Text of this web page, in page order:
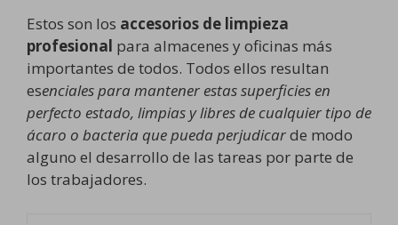
Estos son los accesorios de limpieza
profesional para almacenes y oficinas más
importantes de todos. Todos ellos resultan
esenciales para mantener estas superficies en
perfecto estado, limpias y libres de cualquier tipo de
ácaro o bacteria que pueda perjudicarde modo
alguno el desarrollo de las tareas por parte de
los trabajadores.